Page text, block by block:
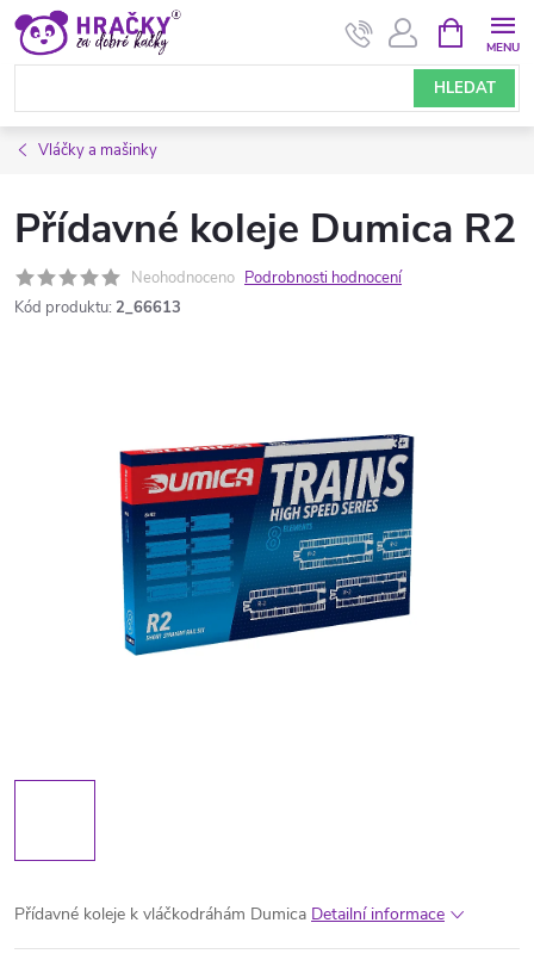
Přejít
obsah
HLEDAT
NÁKUPNÍ
KOŠÍK
Vláčky a mašinky
Přídavné koleje Dumica R2
Neohodnoceno Podrobnosti hodnocení
Kód produktu: 2_66613
Přídavné koleje k vláčkodráhám Dumica Detailní informace